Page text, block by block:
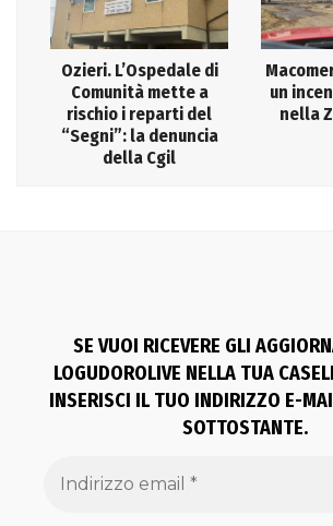
Ozieri. L’Ospedale di
Comunità mette a
rischio i reparti del
“Segni”: la denuncia
della Cgil
un
nella
SE VUOI RICEVERE GLI
LOGUDOROLIVE NELLA TUA
INSERISCI IL TUO INDIRIZZO E-
SOTTOSTANTE.